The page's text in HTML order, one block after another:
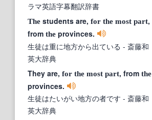
ラマ英語字幕翻訳辞書
The students are, for the most part,
from the provinces.
生徒は重に地方から出ている - 斎藤和
英大辞典
They are, for the most part, from the
provinces.
生徒はたいがい地方の者です - 斎藤和
英大辞典